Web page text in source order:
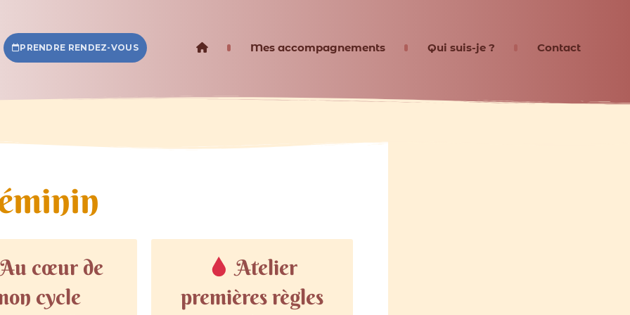
PRENDRE RENDEZ-VOUS Mes accompagnements Qui suis-je ? Contact
cœur de
cycle
Atelier
premières règles